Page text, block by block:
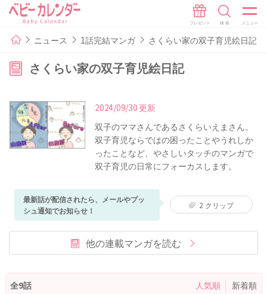
ニュース 1話完結マンガ さくらい家の双子育児絵日記
さくらい家の双子育児絵日記
2024/09/30 更新
双子のママさんであるさくらいえまさん。
双子育児ならではの困ったことやうれしか
ったことなど、やさしいタッチのマンガで
双子育児の日常にフォーカスします。
最新話が配信されたら、メールやプッ
シュ通知でお知らせ！
2 クリップ
他の連載マンガを読む
全9話 人気順 新着順